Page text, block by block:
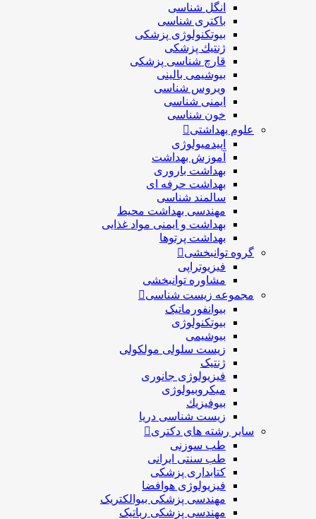
انگل شناسی
باکتری شناسی
بیوتکنولوژی پزشکی
ژنتيك پزشکی
قارچ شناسی پزشكی
بیوشیمی بالینی
ویروس شناسی
ایمنی شناسی
خون شناسی
علوم بهداشتی
اپیدمیولوژی
آموزش بهداشت
بهداشت باروری
بهداشت حرفه ای
سالمند شناسی
مهندسی بهداشت محيط
بهداشت و ایمنی مواد غذایی
بهداشت پرتوها
گروه توانبخشی
فیزیوتراپی
مشاوره توانبخشی
مجموعه زیست شناسی
بیوانفورماتیک
بیوتکنولوژی
بیوشیمی
زیست سلولی مولکولی
ژنتیک
فیزیولوژی جانوری
میکروبیولوژی
بيوفيزيك
زیست شناسی دریا
سایر رشته های دکتری
طب سوزنی
طب سنتی ایرانی
کتابداری پزشکی
فیزیولوژی هوافضا
مهندسی پزشکی بیوالکتریک
مهندسی پزشکی رباتیک